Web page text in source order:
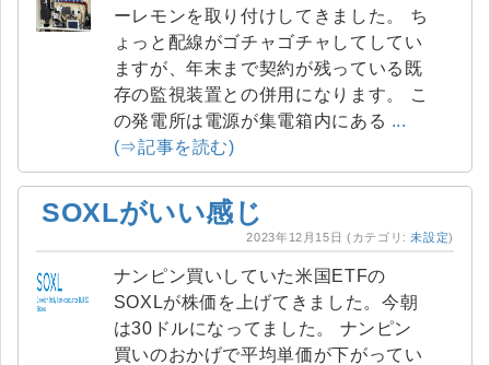
ーレモンを取り付けしてきました。 ち
ょっと配線がゴチャゴチャしてしてい
ますが、年末まで契約が残っている既
存の監視装置との併用になります。 こ
の発電所は電源が集電箱内にある ...
(⇒記事を読む)
SOXLがいい感じ
2023年12月15日 (カテゴリ:未設定)
ナンピン買いしていた米国ETFの
SOXLが株価を上げてきました。今朝
は30ドルになってました。 ナンピン
買いのおかげで平均単価が下がってい